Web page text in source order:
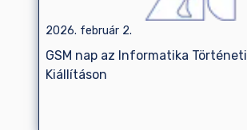
2026. február 2.
GSM nap az Informatika Történeti
Kiállításon